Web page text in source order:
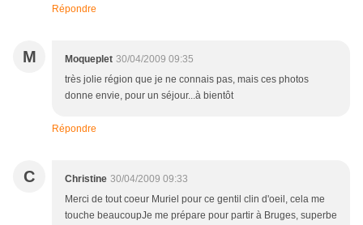
Répondre
M Moqueplet 30/04/2009 09:35
très jolie région que je ne connais pas, mais ces photos
donne envie, pour un séjour...à bientôt
Répondre
C Christine 30/04/2009 09:33
Merci de tout coeur Muriel pour ce gentil clin d'oeil, cela me
touche beaucoupJe me prépare pour partir à Bruges, superbe